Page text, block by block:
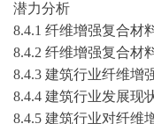
潜力分析
8.4.1 纤维增强复合材
8.4.2 纤维增强复合材
8.4.3 建筑行业纤维增
8.4.4 建筑行业发展现
8.4.5 建筑行业对纤维